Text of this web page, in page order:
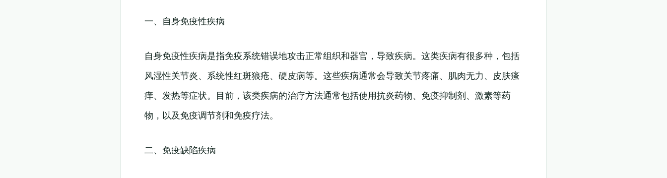
一、自身免疫性疾病
自身免疫性疾病是指免疫系统错误地攻击正常组织和器官，导致疾病。这类疾病有很多种，包括
风湿性关节炎、系统性红斑狼疮、硬皮病等。这些疾病通常会导致关节疼痛、肌肉无力、皮肤瘙
痒、发热等症状。目前，该类疾病的治疗方法通常包括使用抗炎药物、免疫抑制剂、激素等药
物，以及免疫调节剂和免疫疗法。
二、免疫缺陷疾病